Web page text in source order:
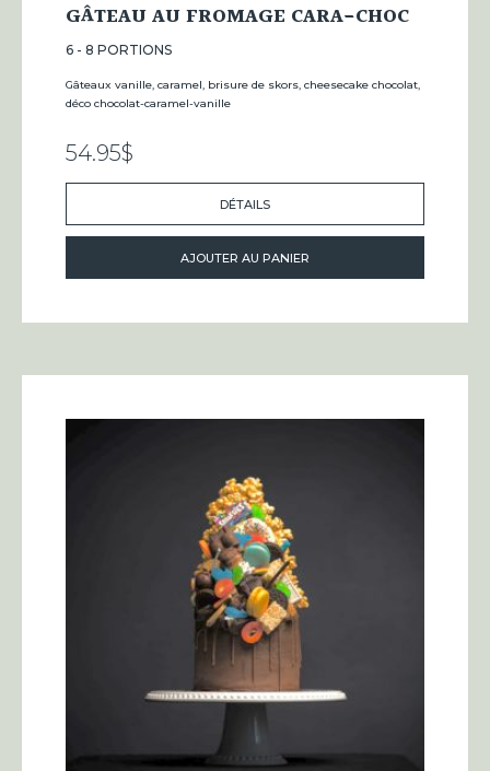
GÂTEAU AU FROMAGE CARA-CHOC
6 - 8 PORTIONS
Gâteaux vanille, caramel, brisure de skors, cheesecake chocolat,
déco chocolat-caramel-vanille
54.95$
DÉTAILS
AJOUTER AU PANIER